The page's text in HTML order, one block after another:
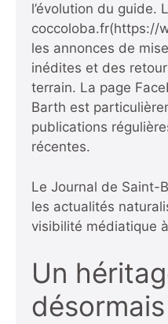
l’évolution du guide.
coccoloba.fr(https://
les annonces de
inédites et des
terrain. La page
Barth est
publications
récentes.
Le Journal de Saint-
les actualités
visibilité médiatique
Un